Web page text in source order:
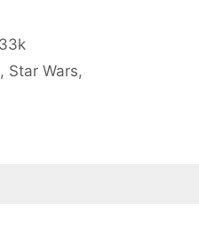
, Star Wars,